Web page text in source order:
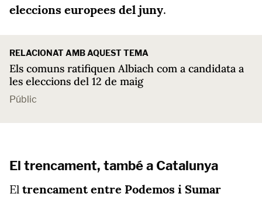
eleccions europees del juny.
RELACIONAT AMB AQUEST TEMA
Els comuns ratifiquen Albiach com a candidata a
les eleccions del 12 de maig
Públic
El trencament, també a Catalunya
El trencament entre Podemos i Sumar